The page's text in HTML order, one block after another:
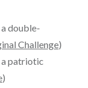
double-
Challenge)
patriotic
)